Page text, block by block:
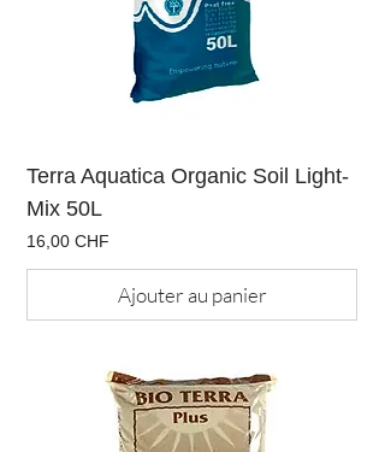
Terra Aquatica Organic Soil Light-
Mix 50L
Prix
16,00 CHF
Ajouter au panier